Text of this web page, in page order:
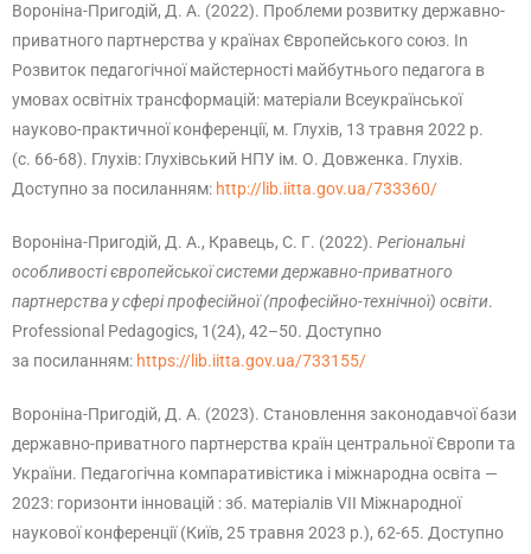
Вороніна-Пригодій, Д. А. (2022). Проблеми розвитку державно-
приватного партнерства у країнах Європейського союз. In
Розвиток педагогічної майстерності майбутнього педагога в
умовах освітніх трансформацій: матеріали Всеукраїнської
науково-практичної конференції, м. Глухів, 13 травня 2022 р.
(с. 66-68). Глухів: Глухівський НПУ ім. О. Довженка. Глухів.
Доступно за посиланням: http://lib.iitta.gov.ua/733360/
Вороніна-Пригодій, Д. А., Кравець, C. Г. (2022). Регіональні
особливості європейської системи державно-приватного
партнерства у сфері професійної (професійно-технічної) освіти.
Professional Pedagogics, 1(24), 42–50. Доступно
за посиланням: https://lib.iitta.gov.ua/733155/
Вороніна-Пригодій, Д. А. (2023). Становлення законодавчої бази
державно-приватного партнерства країн центральної Європи та
України. Педагогічна компаративістика і міжнародна освіта —
2023: горизонти інновацій : зб. матеріалів VІІ Міжнародної
наукової конференції (Київ, 25 травня 2023 р.), 62-65. Доступно